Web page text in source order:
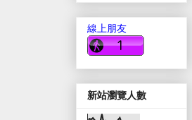
線上朋友
新站瀏覽人數